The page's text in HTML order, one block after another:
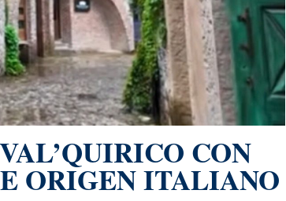
CON
ORIGEN ITALIANO